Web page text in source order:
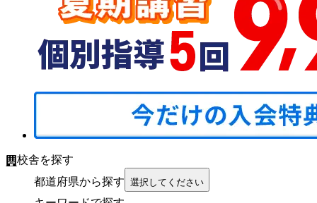
校舎を探す
都道府県から探す 選択してください